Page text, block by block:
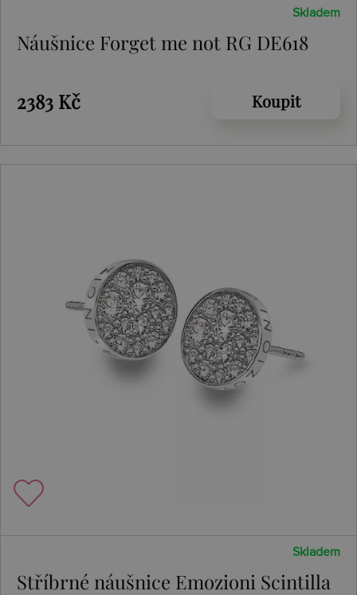
Skladem
Náušnice Forget me not RG DE618
2383 Kč Koupit
Skladem
Stříbrné náušnice Emozioni Scintilla